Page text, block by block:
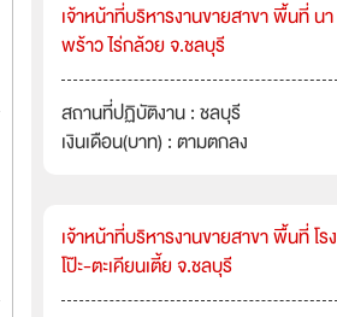
เจ้าหน้าที่บริหารงานขายสาขา พื้นที่ นา
พร้าว ไร่กล้วย จ.ชลบุรี
สถานที่ปฏิบัติงาน : ชลบุรี
เงินเดือน(บาท) : ตามตกลง
เจ้าหน้าที่บริหารงานขายสาขา พื้นที่ โรง
โป๊ะ-ตะเคียนเตี้ย จ.ชลบุรี